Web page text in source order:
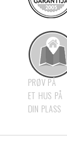
PRØV PÅ
ET HUS PÅ
DIN PLASS